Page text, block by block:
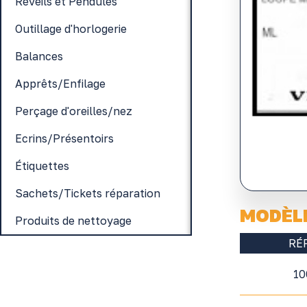
Outillage d'horlogerie
Balances
Apprêts/Enfilage
Perçage d'oreilles/nez
Ecrins/Présentoirs
Étiquettes
Sachets/Tickets réparation
Produits de nettoyage